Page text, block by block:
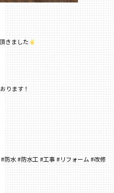
きました
ります！
防水 #防水工 #工事 #リフォーム #改修